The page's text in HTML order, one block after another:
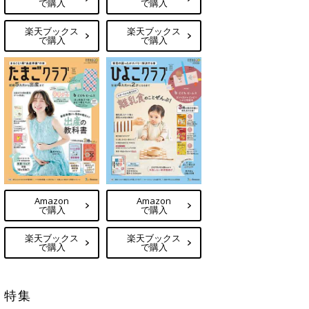
で購入
楽天ブックス
で購入
で購入
楽天ブックス
で購入
Amazon
で購入
楽天ブックス
で購入
Amazon
で購入
楽天ブックス
で購入
特集